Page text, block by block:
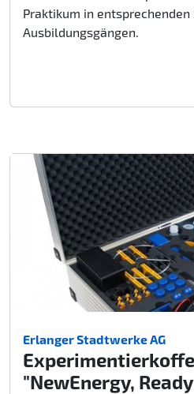
Praktikum in entsprechenden
Ausbildungsgängen.
Erlanger Stadtwerke AG
"NewEnergy,